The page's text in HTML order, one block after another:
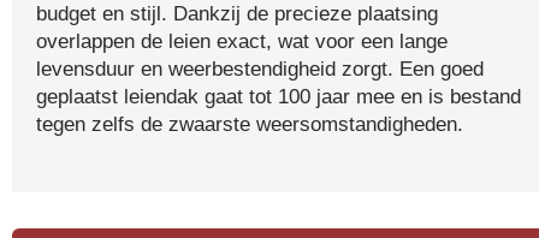
budget en stijl. Dankzij de precieze plaatsing
overlappen de leien exact, wat voor een lange
levensduur en weerbestendigheid zorgt. Een goed
geplaatst leiendak gaat tot 100 jaar mee en is bestand
tegen zelfs de zwaarste weersomstandigheden.